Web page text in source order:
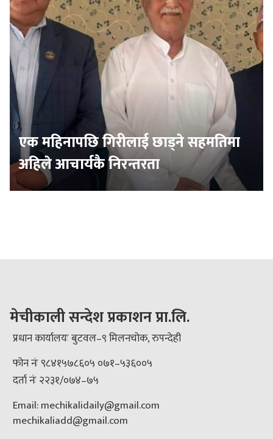
एक महिनापछि गिरीलाई छाड्ने सहमतिमा
अहिले आचार्यकै निरन्तरता
मेचीकाली सन्देश प्रकाशन प्रा.लि.
प्रधान कार्यालयः बुटवल–९ मिलनचोक, रुपन्देही
फोन नंः ९८४१५७८६०५ ०७१–५३६००५
दर्ता नंः २२३१/०७४–७५
Email: mechikalidaily@gmail.com
mechikaliadd@gmail.com